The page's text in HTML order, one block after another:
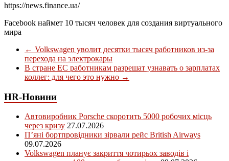
https://news.finance.ua/
Facebook наймет 10 тысяч человек для создания виртуального
мира
← Volkswagen уволит десятки тысяч работников из-за
перехода на электрокары
В стране ЕС работникам разрешат узнавать о зарплатах
коллег: для чего это нужно →
HR-Новини
Автовиробник Porsche скоротить 5000 робочих місць
через кризу 27.07.2026
П’яні бортпровідники зірвали рейс British Airways
09.07.2026
Volkswagen планує закриття чотирьох заводів і